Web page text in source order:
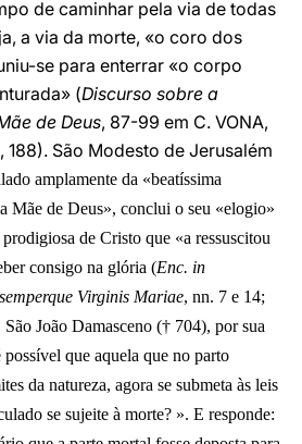
de caminhar pela via de todas
a via da morte, «o coro dos
se para enterrar «o corpo
(Discurso sobre a
de Deus, 87-99 em C. VONA,
188). São Modesto de Jerusalém
amplamente da «beatíssima
Mãe de Deus», conclui o seu «elogio»
de Cristo que «a ressuscitou
consigo na glória (Enc. in
Virginis Mariae, nn. 7 e 14;
João Damasceno († 704), por sua
que aquela que no parto
da natureza, agora se submeta às leis
se sujeite à morte? ». E responde: